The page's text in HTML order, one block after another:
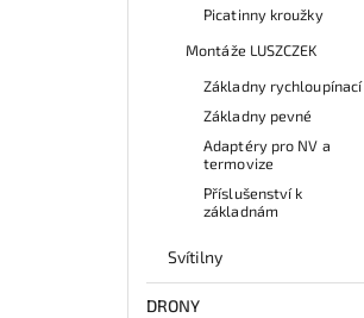
Picatinny kroužky
Montáže LUSZCZEK
Základny rychloupínací
Základny pevné
Adaptéry pro NV a
termovize
Příslušenství k
základnám
Svítilny
DRONY